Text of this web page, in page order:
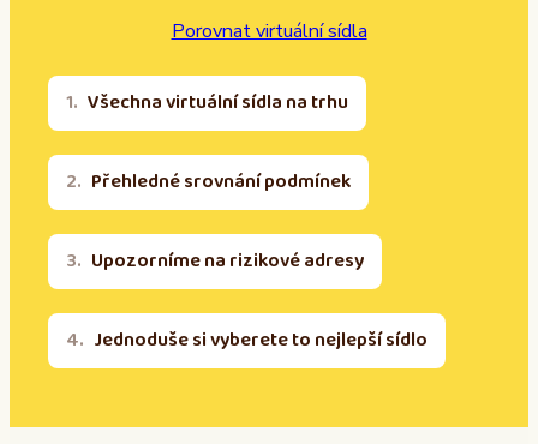
Porovnat virtuální sídla
Všechna virtuální sídla na trhu
Přehledné srovnání podmínek
Upozorníme na rizikové adresy
Jednoduše si vyberete to nejlepší sídlo